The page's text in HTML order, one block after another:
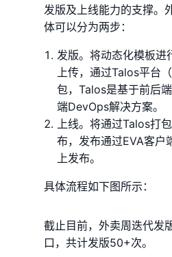
发版及上线能力的支撑。
体可以分为两步：
发版。将动态化模板
上传，通过Talos平台
包，Talos是基于前后
端DevOps解决方案。
上线。将通过Talos打
布，发布通过EVA客户
上发布。
具体流程如下图所示：
截止目前，外卖周迭代发
口，共计发版50+次。